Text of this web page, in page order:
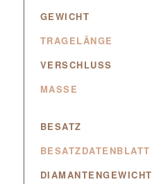
GEWICHT
TRAGELÄNGE
VERSCHLUSS
MASSE
BESATZ
BESATZDATENBLATT
DIAMANTENGEWICHT